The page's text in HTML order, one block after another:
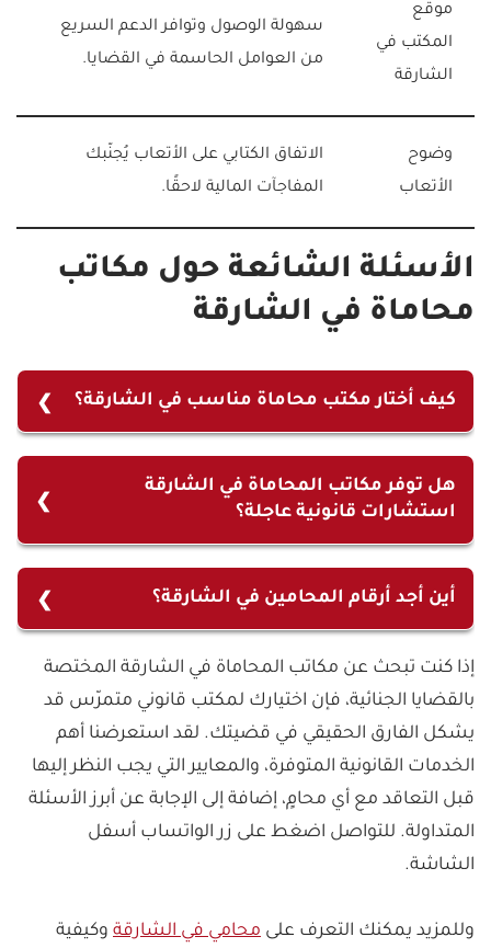
موقع
المكتب في
الشارقة
سهولة الوصول وتوافر الدعم السريع
من العوامل الحاسمة في القضايا.
وضوح
الأتعاب
الاتفاق الكتابي على الأتعاب يُجنّبك
المفاجآت المالية لاحقًا.
الأسئلة الشائعة حول مكاتب
محاماة في الشارقة
كيف أختار مكتب محاماة مناسب في الشارقة؟
القضايا التي عالجها، تقييم العملاء السابقين، ووضوحه
في التعامل المالي.
هل توفر مكاتب المحاماة في الشارقة
استشارات قانونية عاجلة؟
مكتبنا الذي يوفر استشارات فورية خاصة في القضايا
الجنائية التي تتطلب سرعة التدخل.
أين أجد أرقام المحامين في الشارقة؟
مواقع مكاتب المحاماة أو من خلال دليل وزارة العدل
الإماراتية.
إذا كنت تبحث عن مكاتب المحاماة في الشارقة المختصة
بالقضايا الجنائية، فإن اختيارك لمكتب قانوني متمرّس قد
يشكل الفارق الحقيقي في قضيتك. لقد استعرضنا أهم
الخدمات القانونية المتوفرة، والمعايير التي يجب النظر إليها
قبل التعاقد مع أي محامٍ، إضافة إلى الإجابة عن أبرز الأسئلة
المتداولة. للتواصل اضغط على زر الواتساب أسفل
الشاشة.
وللمزيد يمكنك التعرف على محامي في الشارقة وكيفية